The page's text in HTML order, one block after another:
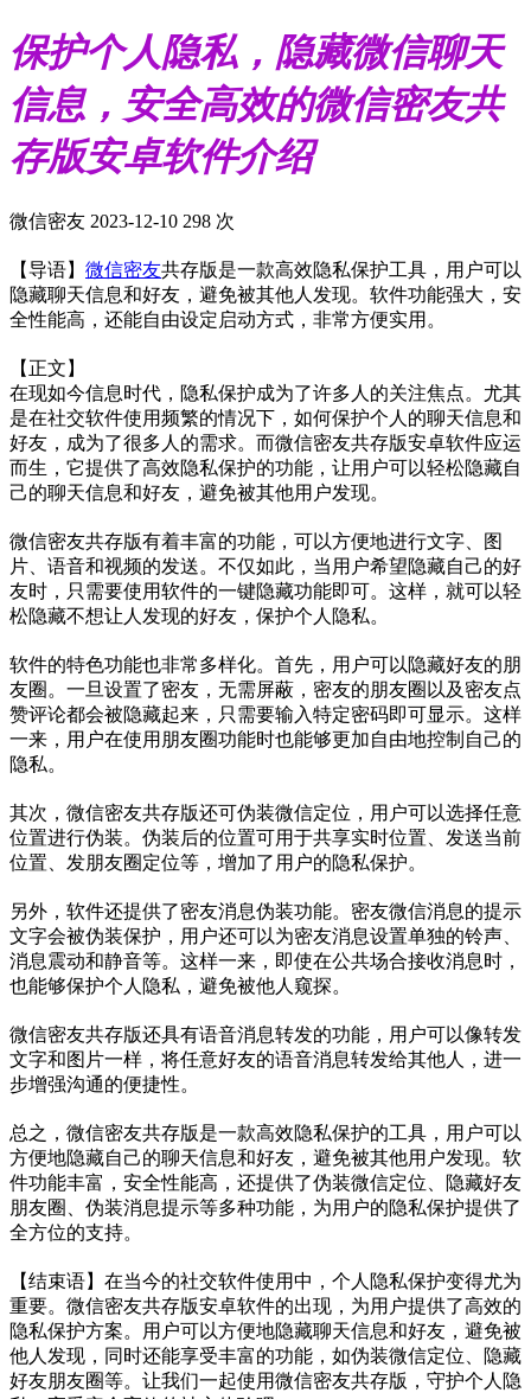
保护个人隐私，隐藏微信聊天
信息，安全高效的微信密友共
存版安卓软件介绍
微信密友 2023-12-10 298 次
【导语】 微信密友共存版是一款高效隐私保护工具，用户可以
隐藏聊天信息和好友，避免被其他人发现。软件功能强大，安
全性能高，还能自由设定启动方式，非常方便实用。
【正文】
在现如今信息时代，隐私保护成为了许多人的关注焦点。尤其
是在社交软件使用频繁的情况下，如何保护个人的聊天信息和
好友，成为了很多人的需求。而微信密友共存版安卓软件应运
而生，它提供了高效隐私保护的功能，让用户可以轻松隐藏自
己的聊天信息和好友，避免被其他用户发现。
微信密友共存版有着丰富的功能，可以方便地进行文字、图
片、语音和视频的发送。不仅如此，当用户希望隐藏自己的好
友时，只需要使用软件的一键隐藏功能即可。这样，就可以轻
松隐藏不想让人发现的好友，保护个人隐私。
软件的特色功能也非常多样化。首先，用户可以隐藏好友的朋
友圈。一旦设置了密友，无需屏蔽，密友的朋友圈以及密友点
赞评论都会被隐藏起来，只需要输入特定密码即可显示。这样
一来，用户在使用朋友圈功能时也能够更加自由地控制自己的
隐私。
其次，微信密友共存版还可伪装微信定位，用户可以选择任意
位置进行伪装。伪装后的位置可用于共享实时位置、发送当前
位置、发朋友圈定位等，增加了用户的隐私保护。
另外，软件还提供了密友消息伪装功能。密友微信消息的提示
文字会被伪装保护，用户还可以为密友消息设置单独的铃声、
消息震动和静音等。这样一来，即使在公共场合接收消息时，
也能够保护个人隐私，避免被他人窥探。
微信密友共存版还具有语音消息转发的功能，用户可以像转发
文字和图片一样，将任意好友的语音消息转发给其他人，进一
步增强沟通的便捷性。
总之，微信密友共存版是一款高效隐私保护的工具，用户可以
方便地隐藏自己的聊天信息和好友，避免被其他用户发现。软
件功能丰富，安全性能高，还提供了伪装微信定位、隐藏好友
朋友圈、伪装消息提示等多种功能，为用户的隐私保护提供了
全方位的支持。
【结束语】在当今的社交软件使用中，个人隐私保护变得尤为
重要。微信密友共存版安卓软件的出现，为用户提供了高效的
隐私保护方案。用户可以方便地隐藏聊天信息和好友，避免被
他人发现，同时还能享受丰富的功能，如伪装微信定位、隐藏
好友朋友圈等。让我们一起使用微信密友共存版，守护个人隐